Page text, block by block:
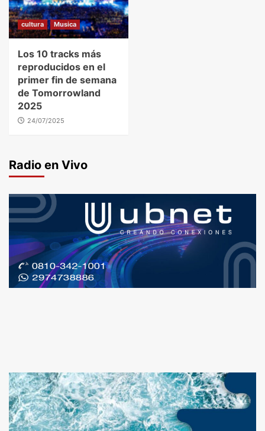
cultura Musica
Los 10 tracks más
reproducidos en el
primer fin de semana
de Tomorrowland
2025
24/07/2025
Radio en Vivo